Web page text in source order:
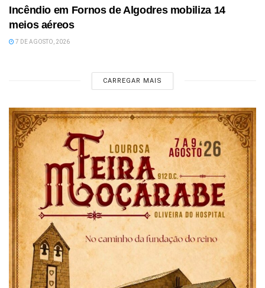
Incêndio em Fornos de Algodres mobiliza 14
meios aéreos
7 DE AGOSTO, 2026
CARREGAR MAIS